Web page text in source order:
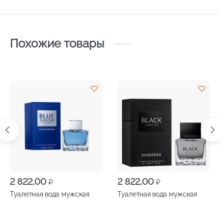
Похожие товары
2 822,00 ₽
Туалетная вода мужская
2 822,00 ₽
Туалетная вода мужская